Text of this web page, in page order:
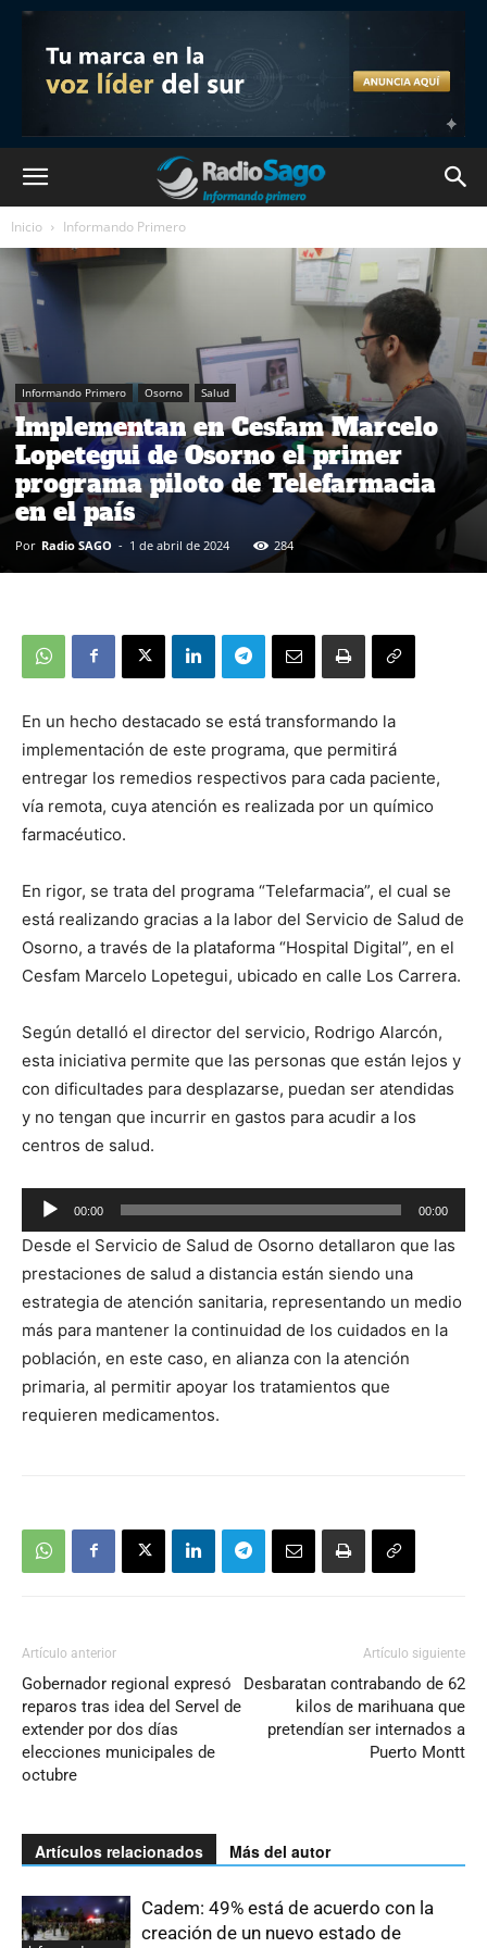
Inicio Informando Primero
Informando Primero Osorno Salud
Implementan en Cesfam Marcelo
Lopetegui de Osorno el primer
programa piloto de Telefarmacia
en el país
Por Radio SAGO - 1 de abril de 2024 284
En un hecho destacado se está transformando la
implementación de este programa, que permitirá
entregar los remedios respectivos para cada paciente,
vía remota, cuya atención es realizada por un químico
farmacéutico.
En rigor, se trata del programa “Telefarmacia”, el cual se
está realizando gracias a la labor del Servicio de Salud de
Osorno, a través de la plataforma “Hospital Digital”, en el
Cesfam Marcelo Lopetegui, ubicado en calle Los Carrera.
Según detalló el director del servicio, Rodrigo Alarcón,
esta iniciativa permite que las personas que están lejos y
con dificultades para desplazarse, puedan ser atendidas
y no tengan que incurrir en gastos para acudir a los
centros de salud.
Reproductor
de
audio
00:00 00:00
Desde el Servicio de Salud de Osorno detallaron que las
prestaciones de salud a distancia están siendo una
estrategia de atención sanitaria, representando un medio
más para mantener la continuidad de los cuidados en la
población, en este caso, en alianza con la atención
primaria, al permitir apoyar los tratamientos que
requieren medicamentos.
Artículo anterior
Gobernador regional expresó
reparos tras idea del Servel de
extender por dos días
elecciones municipales de
octubre
Artículo siguiente
Desbaratan contrabando de 62
kilos de marihuana que
pretendían ser internados a
Puerto Montt
Artículos relacionados Más del autor
Cadem: 49% está de acuerdo con la
creación de un nuevo estado de